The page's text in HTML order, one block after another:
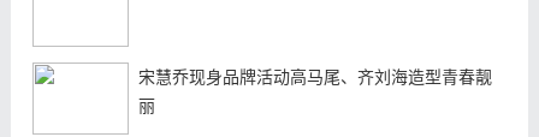
宋慧乔现身品牌活动高马尾、齐刘海造型青春靓
丽